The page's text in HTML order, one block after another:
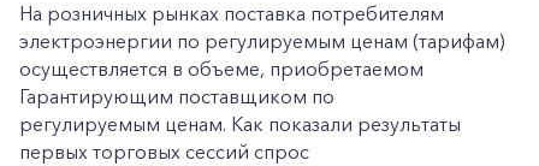
На розничных рынках поставка потребителям
электроэнергии по регулируемым ценам (тарифам)
осуществляется в объеме, приобретаемом
Гарантирующим поставщиком по
регулируемым ценам. Как показали результаты
первых торговых сессий спрос